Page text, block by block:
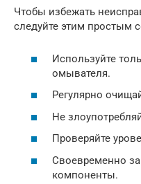
Чтобы избежать
следуйте этим простым
Используйте
омывателя.
Регулярно
Не
Проверяйте
Своевременно
компоненты.